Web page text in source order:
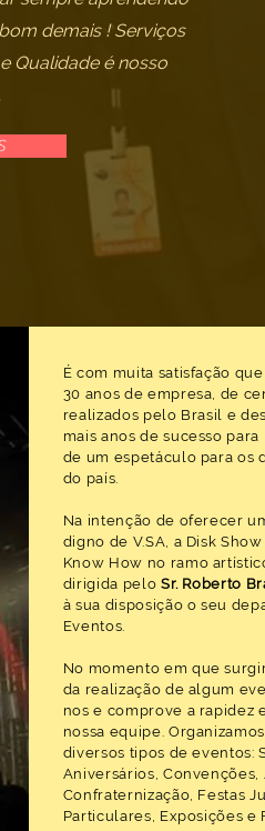
demais ! Serviços
Qualidade é nosso
É com muita satisfação
30 anos de empresa, de
realizados pelo Brasil e
mais anos de sucesso
de um espetáculo para os
do país.
Na intenção de oferecer
digno de V.SA, a Disk
Know How no ramo
dirigida pelo Sr. Roberto
à sua disposição o seu
Eventos.
No momento em que
da realização de algum
nos e comprove a rapidez
nossa equipe.
diversos tipos de eventos:
Aniversários, Convenções,
Confraternização, Festas
Particulares, Exposições e